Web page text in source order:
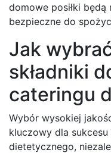
domowe posiłki
bezpieczne do
Jak
składniki
cateringu
Wybór wysokiej
kluczowy dla
dietetycznego,